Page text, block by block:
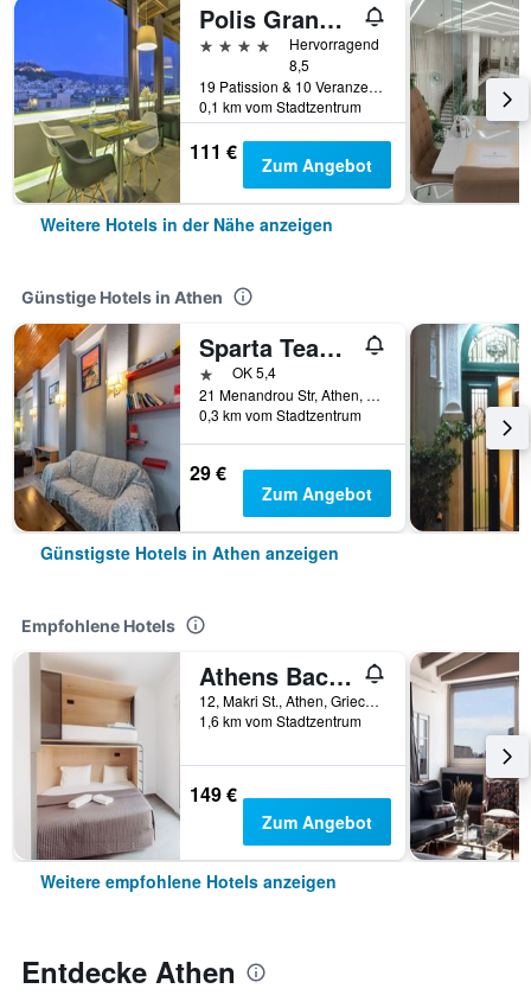
Polis Grand Hotel
4 Sterne
Hervorragend
8,5
19 Patission & 10 Veranzerou St, Athen, Griechenland
0,1 km vom Stadtzentrum
111 € Zum Angebot
Weitere Hotels in der Nähe anzeigen
Günstige Hotels in Athen
Sparta Team Hotel - Hostel
1 Stern
OK 5,4
21 Menandrou Str, Athen, Griechenland
0,3 km vom Stadtzentrum
29 €
Zum Angebot
Günstigste Hotels in Athen anzeigen
Empfohlene Hotels
Athens Backpackers
12, Makri St., Athen, Griechenland
1,6 km vom Stadtzentrum
149 €
Zum Angebot
Weitere empfohlene Hotels anzeigen
Entdecke Athen